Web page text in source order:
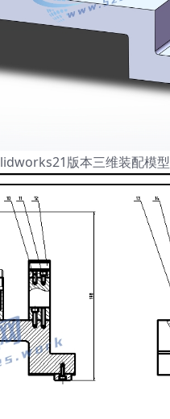
版本三维装配模型